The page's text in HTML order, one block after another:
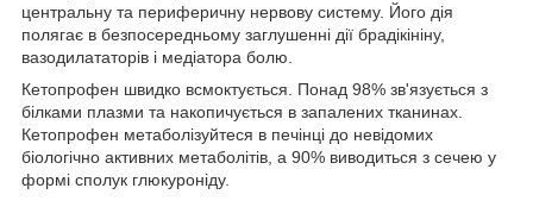
центральну та периферичну нервову систему. Його дія
полягає в безпосередньому заглушенні дії брадікініну,
вазодилататорів і медіатора болю.
Кетопрофен швидко всмоктується. Понад 98% зв'язується з
білками плазми та накопичується в запалених тканинах.
Кетопрофен метаболізуйтеся в печінці до невідомих
біологічно активних метаболітів, а 90% виводиться з сечею у
формі сполук глюкуроніду.